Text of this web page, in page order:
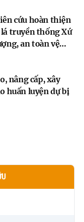
cứu hoàn thiện
truyền thống Xứ
an toàn vệ
nâng cấp, xây
huấn luyện dự bị